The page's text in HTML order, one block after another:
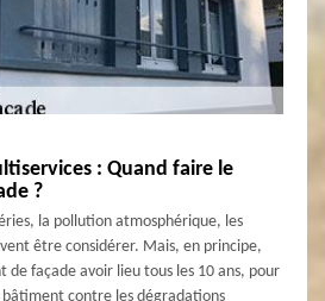
: Quand faire le
?
la pollution atmosphérique, les
être considérer. Mais, en principe,
de façade avoir lieu tous les 10 ans, pour
contre les dégradations